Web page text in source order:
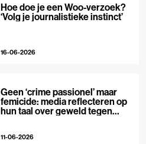
Hoe doe je een Woo-verzoek?
‘Volg je journalistieke instinct’
16-06-2026
Geen ‘crime passionel’ maar
femicide: media reflecteren op
hun taal over geweld tegen
11-06-2026